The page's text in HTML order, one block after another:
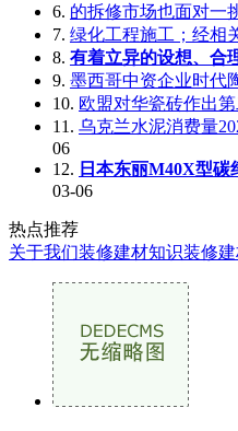
6. 的拆修市场也面对一
7. 绿化工程施工；经相
8. 有着立异的设想、合
9. 墨西哥中资企业时代
10. 欧盟对华瓷砖作出
11. 乌克兰水泥消费量
06
12. 日本东丽M40X型
03-06
热点推荐
关于我们装修建材知识装修